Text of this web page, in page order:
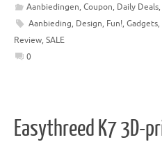
Aanbiedingen, Coupon, Daily Deals,
Aanbieding, Design, Fun!, Gadgets,
Review, SALE
0
Easythreed K7 3D-